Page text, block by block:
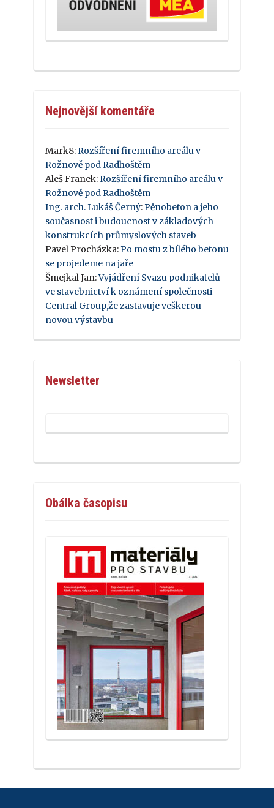
Nejnovější komentáře
Mark8:Rozšíření firemního areálu v
Rožnově pod Radhoštěm
Aleš Franek:Rozšíření firemního areálu v
Rožnově pod Radhoštěm
Ing. arch. Lukáš Černý:Pěnobeton a jeho
současnost i budoucnost v základových
konstrukcích průmyslových staveb
Pavel Procházka:Po mostu z bílého betonu
se projedeme na jaře
Šmejkal Jan:Vyjádření Svazu podnikatelů
ve stavebnictví k oznámení společnosti
Central Group,že zastavuje veškerou
novou výstavbu
Newsletter
Obálka časopisu